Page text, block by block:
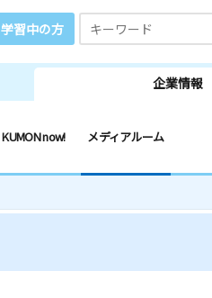
学習中の方
企業情報
KUMON now! メディアルーム